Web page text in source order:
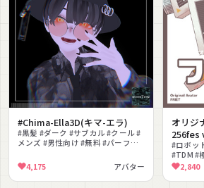
#Chima-Ella3D(キマ-エラ)
#黒髪 #ダーク #サブカル #クール #
メンズ #男性向け #無料 #パーフェ
4,175 アバター
オリジ
256fes
#ロボッ
#TDM #
ミカル
2,840